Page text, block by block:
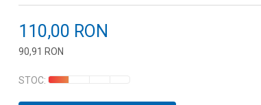
110,00 RON
90,91 RON
STOC: